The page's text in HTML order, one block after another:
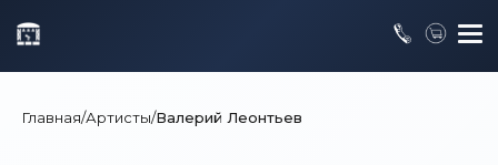
Главная/Артисты/Валерий Леонтьев